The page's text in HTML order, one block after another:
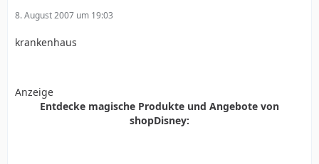
8. August 2007 um 19:03
krankenhaus
Anzeige
Entdecke magische Produkte und Angebote von
shopDisney: